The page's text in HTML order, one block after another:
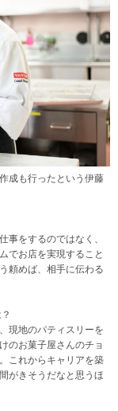
成も行ったという伊藤
事をするのではなく、
でお店を実現すること
頼めば、相手に伝わる
現地のパティスリーを
のお菓子屋さんのチョ
これからキャリアを築
がきそうだなと思うほ